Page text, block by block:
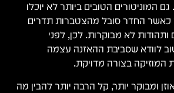
המוניטורים הטובים ביותר לא יוכלו
כאשר החדר סובל מהצטברות תדרים
ותהודות לא מבוקרות. לכן, לפני
לוודא שסביבת ההאזנה עצמה
בצורה מדויקת.
ומבוקר יותר, קל הרבה יותר להבין מה